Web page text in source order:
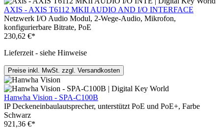
AXIS - AXIS T6112 MKII AUDIO AND I/O INTERFACE
Netzwerk I/O Audio Modul, 2-Wege-Audio, Mikrofon,
konfigurierbare Bitrate, PoE
230,62 €*
Lieferzeit - siehe Hinweise
Preise inkl. MwSt. zzgl. Versandkosten
Hanwha Vision - SPA-C100B
IP Deckeneinbaulautsprecher, unterstützt PoE und PoE+, Farbe
Schwarz
921,36 €*